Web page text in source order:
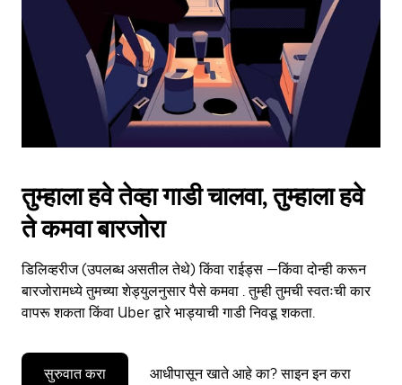
the
calendar.
तुम्हाला हवे तेव्हा गाडी चालवा, तुम्हाला हवे
ते कमवा बारजोरा
डिलिव्हरीज (उपलब्ध असतील तेथे) किंवा राईड्स —किंवा दोन्ही करून
बारजोरामध्ये तुमच्या शेड्युलनुसार पैसे कमवा . तुम्ही तुमची स्वतःची कार
वापरू शकता किंवा Uber द्वारे भाड्याची गाडी निवडू शकता.
सुरुवात करा आधीपासून खाते आहे का? साइन इन करा